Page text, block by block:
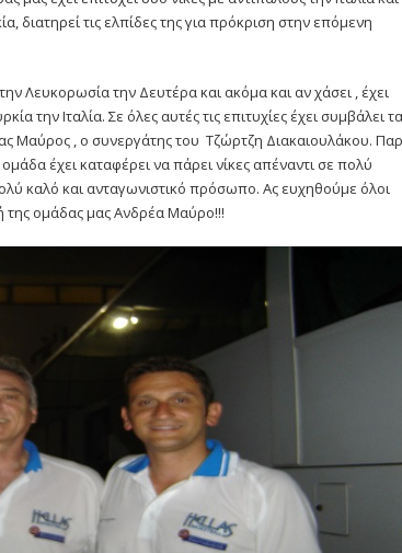
διατηρεί τις ελπίδες της για πρόκριση στην επόμενη
Λευκορωσία την Δευτέρα και ακόμα και αν χάσει , έχει
την Ιταλία. Σε όλες αυτές τις επιτυχίες έχει συμβάλει τα
Μαύρος , ο συνεργάτης του Τζώρτζη Διακαιουλάκου. Παρ
έχει καταφέρει να πάρει νίκες απέναντι σε πολύ
καλό και ανταγωνιστικό πρόσωπο. Ας ευχηθούμε όλοι
της ομάδας μας Ανδρέα Μαύρο!!!